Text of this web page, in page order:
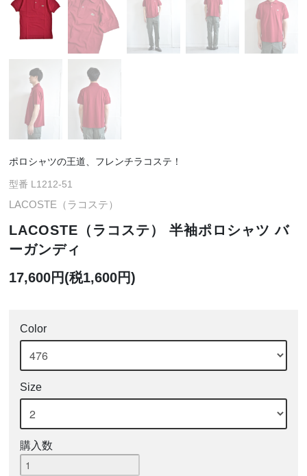
ポロシャツの王道、フレンチラコステ！
型番 L1212-51
LACOSTE（ラコステ）
LACOSTE（ラコステ） 半袖ポロシャツ バ
ーガンディ
17,600円(税1,600円)
Color
Size
購入数